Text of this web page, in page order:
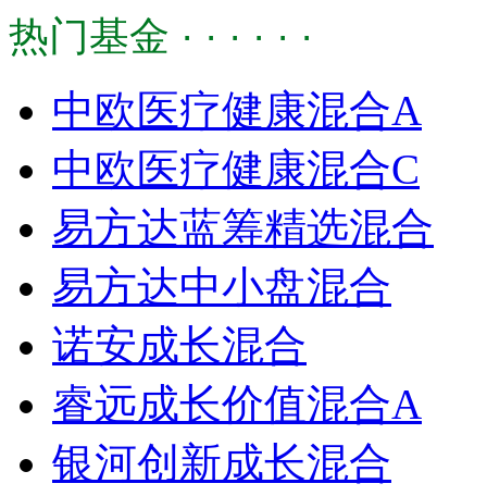
热门基金 · · · · · ·
中欧医疗健康混合A
中欧医疗健康混合C
易方达蓝筹精选混合
易方达中小盘混合
诺安成长混合
睿远成长价值混合A
银河创新成长混合